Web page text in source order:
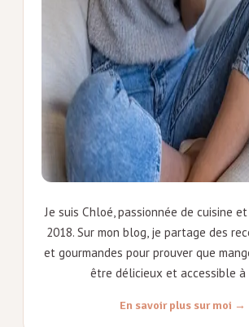
Je suis Chloé, passionnée de cuisine
2018. Sur mon blog, je partage des
et gourmandes pour prouver que
être délicieux et accessible à
En savoir plus sur moi →